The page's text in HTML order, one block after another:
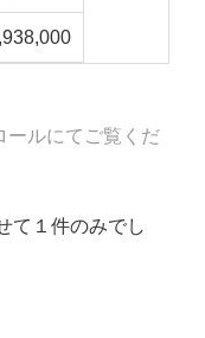
ールにてご覧くだ
て１件のみでし